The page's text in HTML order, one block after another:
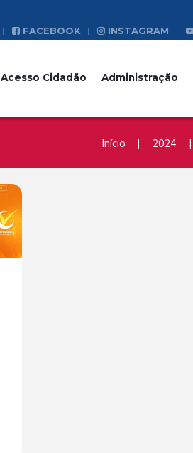
FACEBOOK INSTAGRAM
Acesso Cidadão Administração
Início 2024